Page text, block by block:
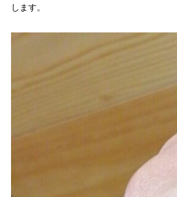
します。